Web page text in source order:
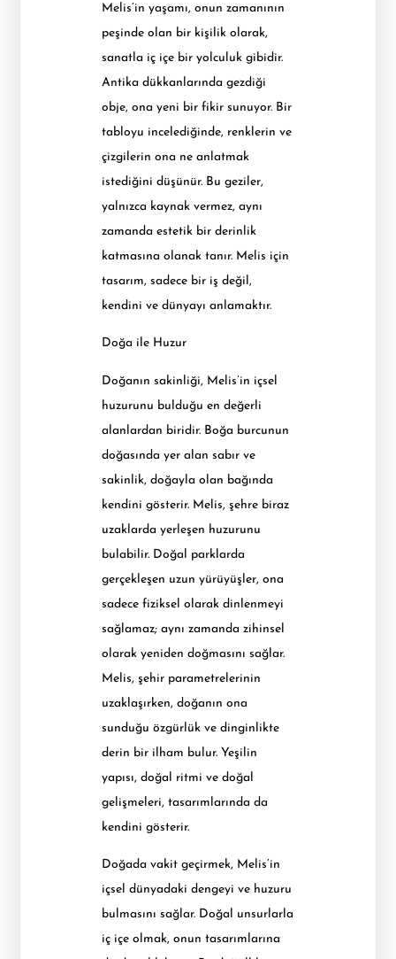
Melis’in yaşamı, onun zamanının
peşinde olan bir kişilik olarak,
sanatla iç içe bir yolculuk gibidir.
Antika dükkanlarında gezdiği
obje, ona yeni bir fikir sunuyor. Bir
tabloyu incelediğinde, renklerin ve
çizgilerin ona ne anlatmak
istediğini düşünür. Bu geziler,
yalnızca kaynak vermez, aynı
zamanda estetik bir derinlik
katmasına olanak tanır. Melis için
tasarım, sadece bir iş değil,
kendini ve dünyayı anlamaktır.
Doğa ile Huzur
Doğanın sakinliği, Melis’in içsel
huzurunu bulduğu en değerli
alanlardan biridir. Boğa burcunun
doğasında yer alan sabır ve
sakinlik, doğayla olan bağında
kendini gösterir. Melis, şehre biraz
uzaklarda yerleşen huzurunu
bulabilir. Doğal parklarda
gerçekleşen uzun yürüyüşler, ona
sadece fiziksel olarak dinlenmeyi
sağlamaz; aynı zamanda zihinsel
olarak yeniden doğmasını sağlar.
Melis, şehir parametrelerinin
uzaklaşırken, doğanın ona
sunduğu özgürlük ve dinginlikte
derin bir ilham bulur. Yeşilin
yapısı, doğal ritmi ve doğal
gelişmeleri, tasarımlarında da
kendini gösterir.
Doğada vakit geçirmek, Melis’in
içsel dünyadaki dengeyi ve huzuru
bulmasını sağlar. Doğal unsurlarla
iç içe olmak, onun tasarımlarına